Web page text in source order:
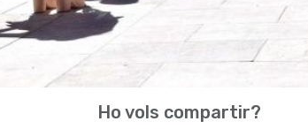
Ho vols compartir?